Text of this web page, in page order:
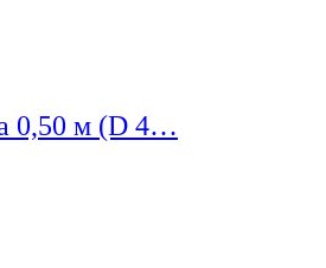
0,50 м (D 4…